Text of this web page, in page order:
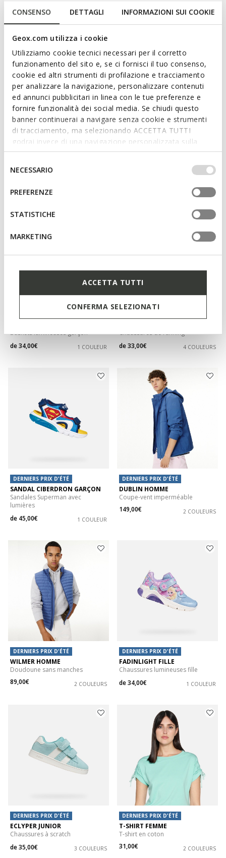
CONSENSO DETTAGLI INFORMAZIONI SUI COOKIE
Geox.com utilizza i cookie
Utilizziamo cookie tecnici necessari per il corretto
funzionamento del sito e, se ci fornisci il tuo consenso,
cookie ed altri strumenti di profilazione e tracciamento
per analizzare la navigazione, personalizzare contenuti
ed annunci pubblicitari in linea con le tue preferenze e
fornire funzionalità dei social media. Se chiudi questo
banner continuerai a navigare senza cookie e strumenti
di tracciamento, ma selezionando ACCETTA TUTTI
godrai invece di una navigazione personalizzata sulla
base dei tuoi gusti ed interessi. Selezionando
IMPOSTAZIONI potrai anche scegliere quali cookies ed
altri strumenti di tracciamento autorizzare. Per maggiori
informazioni o per modificare in qualsiasi momento le
tue impostazioni, visita la nostra
consenso
NECESSARIO
PREFERENZE
STATISTICHE
MARKETING
ACCETTA TUTTI
CONFERMA SELEZIONATI
3 COULEURS
DERNIERS PRIX D'ÉTÉ
SANDAL MULTY BÉBÉ
Sandales de plage
DERNIERS PRIX D'ÉTÉ
SANDAL STEPPIEUP PETITE
FILLE
Baskets lumineuses garçon
de34,00€ 1 COULEUR
Chaussures de running
de33,00€ 4 COULEURS
DERNIERS PRIX D'ÉTÉ
SANDAL CIBERDRON GARÇON
Sandales Superman avec
lumières
de 45,00€ 1 COULEUR
DERNIERS PRIX D'ÉTÉ
DUBLIN HOMME
Coupe-vent imperméable
149,00€
2 COULEURS
DERNIERS PRIX D'ÉTÉ
WILMER HOMME
Doudoune sans manches
89,00€
2 COULEURS
DERNIERS PRIX D'ÉTÉ
FADINLIGHT FILLE
Chaussures lumineuses fille
de34,00€ 1 COULEUR
DERNIERS PRIX D'ÉTÉ
ECLYPER JUNIOR
Chaussures à scratch
de35,00€ 3 COULEURS
DERNIERS PRIX D'ÉTÉ
T-SHIRT FEMME
T-shirt en coton
31,00€
2 COULEURS